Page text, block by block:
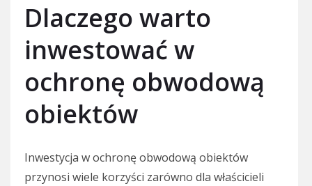
Dlaczego warto
inwestować w
ochronę obwodową
obiektów
Inwestycja w ochronę obwodową obiektów
przynosi wiele korzyści zarówno dla właścicieli